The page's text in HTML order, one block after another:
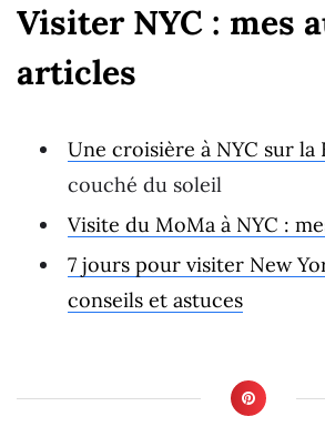
Visiter NYC : mes
articles
Une croisière à NYC sur la
couché du soleil
Visite du MoMa à NYC :
7 jours pour visiter New
conseils et astuces